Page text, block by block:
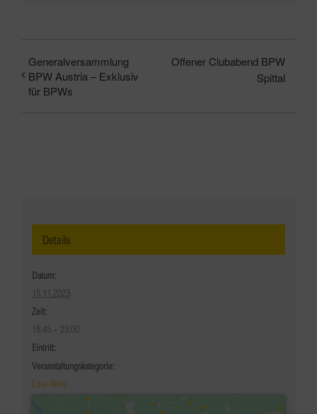
Generalversammlung
BPW Austria – Exklusiv
für BPWs
Offener Clubabend BPW
Spittal
Details
Datum:
15.11.2023
Zeit:
18:45 - 23:00
Eintritt:
Veranstaltungskategorie:
Linz-Wels